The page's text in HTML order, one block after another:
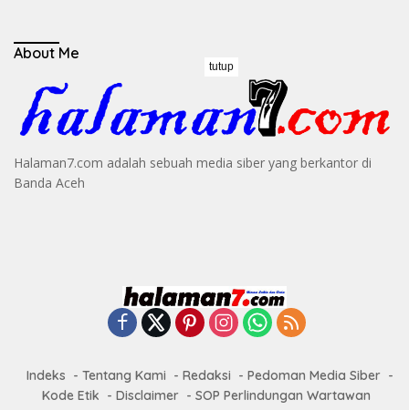
About Me
Halaman7.com adalah sebuah media siber yang berkantor di
Banda Aceh
Indeks Tentang Kami Redaksi
Pedoman Media Siber
Kode Etik
Disclaimer SOP Perlindungan Wartawan
tutup